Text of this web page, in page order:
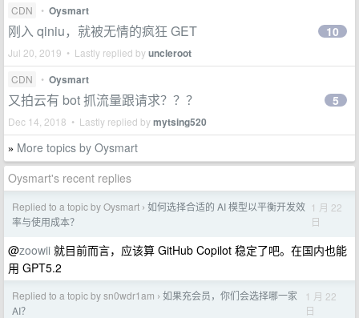
CDN • Oysmart
刚入 qiniu，就被无情的疯狂 GET
Jul 20, 2019 • Lastly replied byuncleroot
10
CDN • Oysmart
又拍云有 bot 抓流量跟请求？？？
Dec 14, 2018 • Lastly replied bymytsing520
5
» More topics by Oysmart
Oysmart's recent replies
Replied to a topic by Oysmart › 如何选择合适的 AI 模型以平衡开发效
率与使用成本？
1 月 22
日
@zoowii 就目前而言，应该算 GitHub Copilot 稳定了吧。在国内也能
用 GPT5.2
Replied to a topic by sn0wdr1am › 如果充会员，你们会选择哪一家
AI？
1 月 22
日